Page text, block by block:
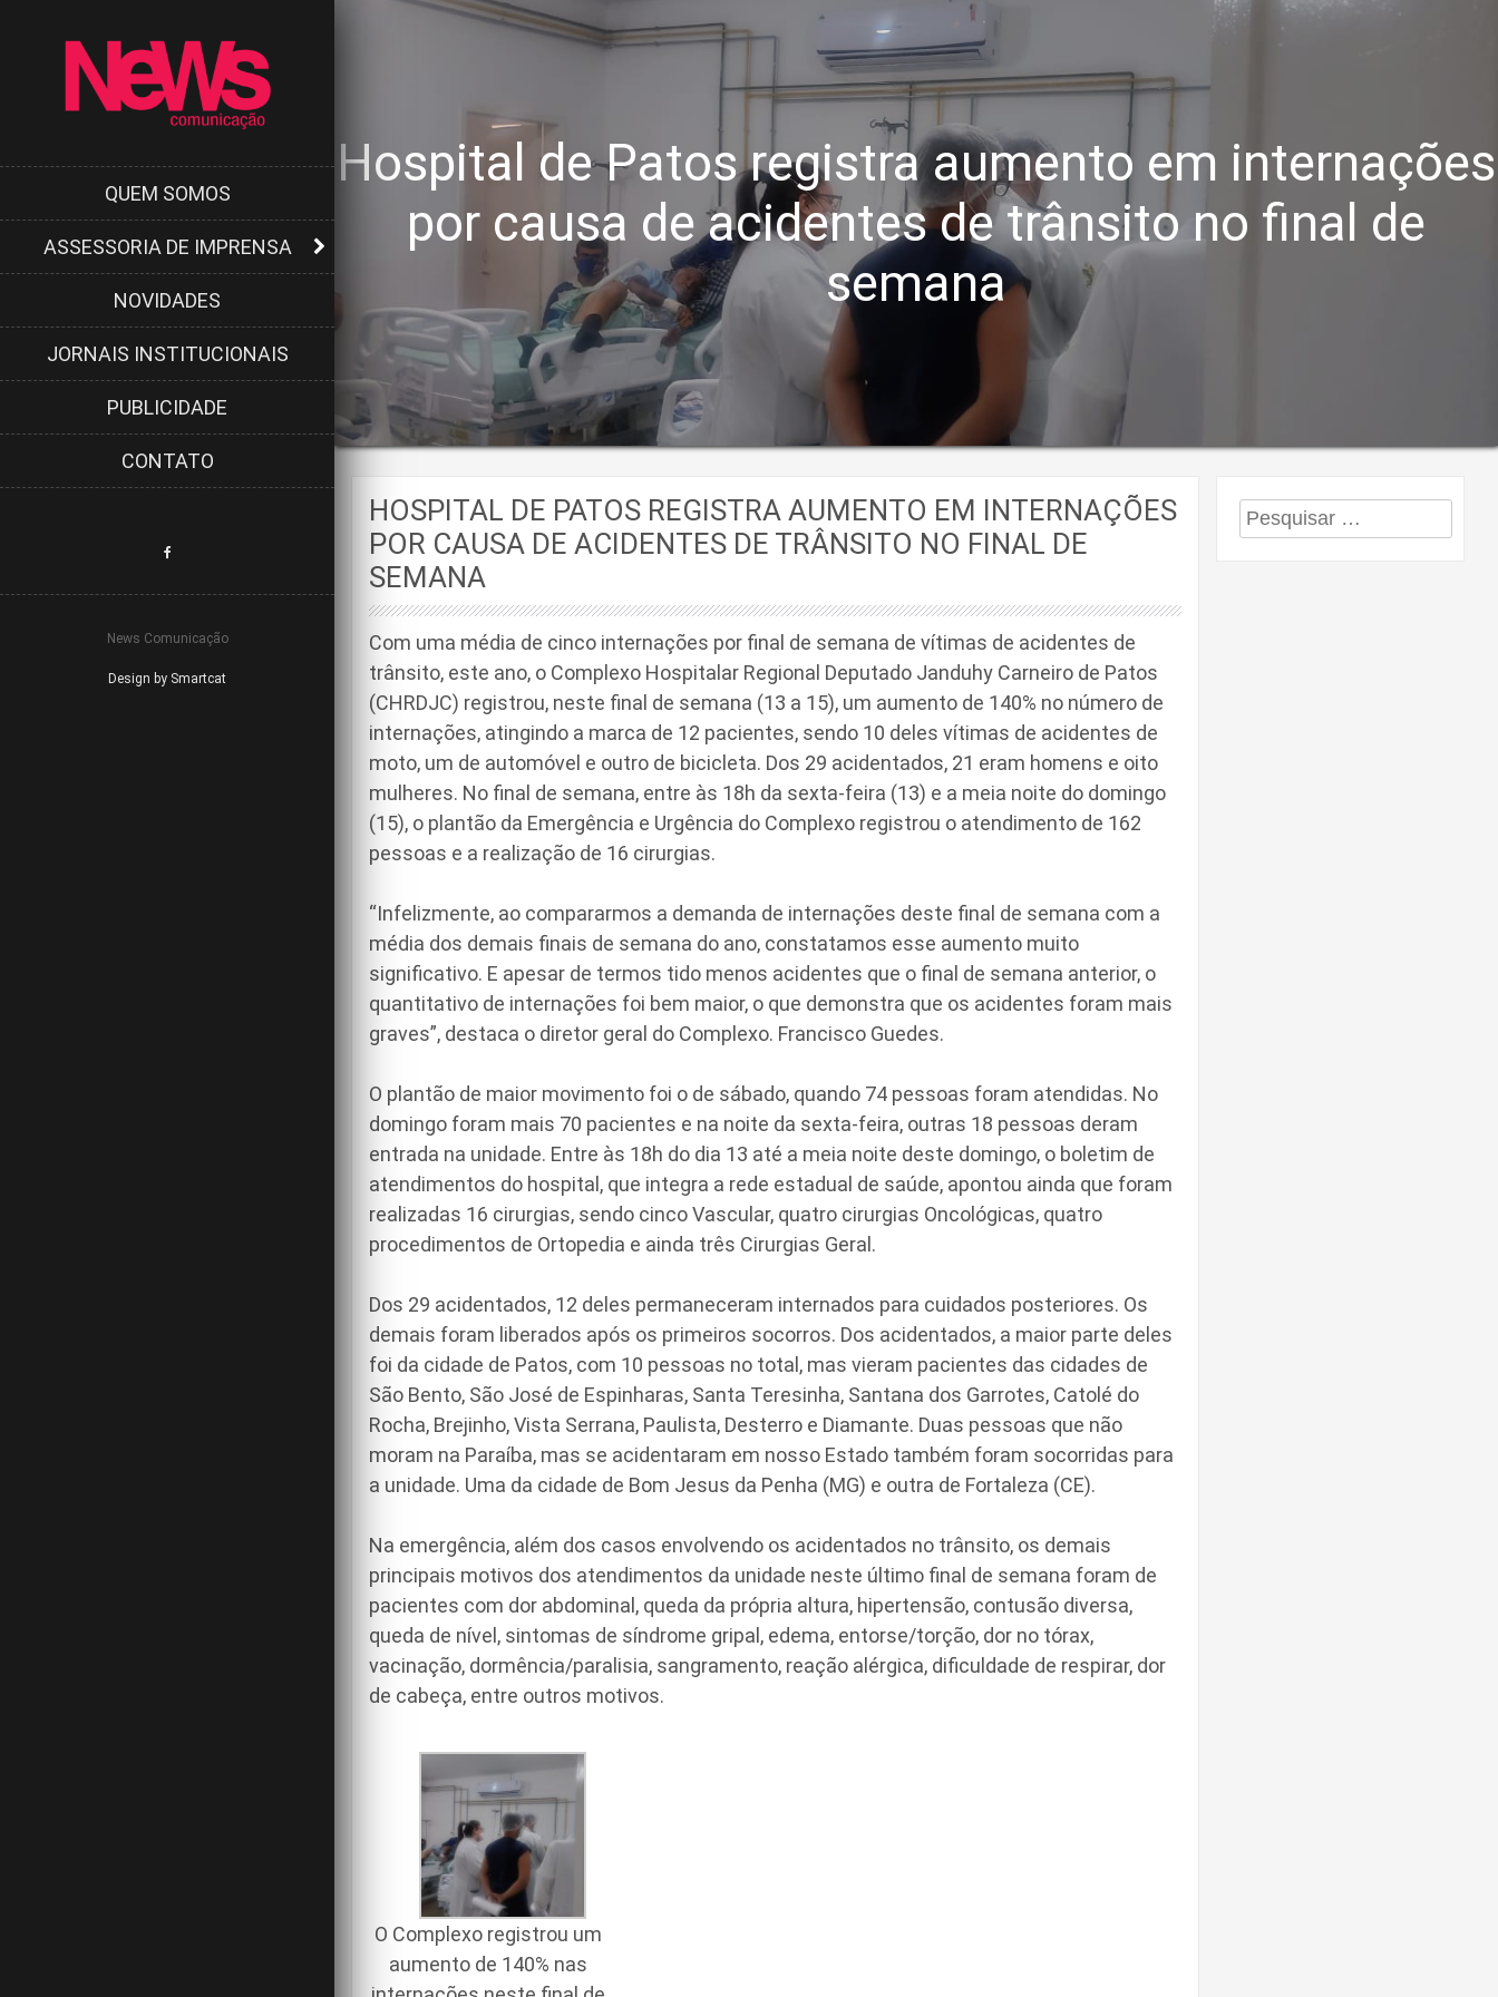
QUEM SOMOS
ASSESSORIA DE IMPRENSA
NOVIDADES
JORNAIS INSTITUCIONAIS
PUBLICIDADE
CONTATO
News Comunicação
Design by Smartcat
Hospital de Patos registra aumento em internações
por causa de acidentes de trânsito no final de
semana
HOSPITAL DE PATOS REGISTRA AUMENTO EM INTERNAÇÕES
POR CAUSA DE ACIDENTES DE TRÂNSITO NO FINAL DE
SEMANA
Com uma média de cinco internações por final de semana de vítimas de acidentes de
trânsito, este ano, o Complexo Hospitalar Regional Deputado Janduhy Carneiro de Patos
(CHRDJC) registrou, neste final de semana (13 a 15), um aumento de 140% no número de
internações, atingindo a marca de 12 pacientes, sendo 10 deles vítimas de acidentes de
moto, um de automóvel e outro de bicicleta. Dos 29 acidentados, 21 eram homens e oito
mulheres. No final de semana, entre às 18h da sexta-feira (13) e a meia noite do domingo
(15), o plantão da Emergência e Urgência do Complexo registrou o atendimento de 162
pessoas e a realização de 16 cirurgias.
“Infelizmente, ao compararmos a demanda de internações deste final de semana com a
média dos demais finais de semana do ano, constatamos esse aumento muito
significativo. E apesar de termos tido menos acidentes que o final de semana anterior, o
quantitativo de internações foi bem maior, o que demonstra que os acidentes foram mais
graves”, destaca o diretor geral do Complexo. Francisco Guedes.
O plantão de maior movimento foi o de sábado, quando 74 pessoas foram atendidas. No
domingo foram mais 70 pacientes e na noite da sexta-feira, outras 18 pessoas deram
entrada na unidade. Entre às 18h do dia 13 até a meia noite deste domingo, o boletim de
atendimentos do hospital, que integra a rede estadual de saúde, apontou ainda que foram
realizadas 16 cirurgias, sendo cinco Vascular, quatro cirurgias Oncológicas, quatro
procedimentos de Ortopedia e ainda três Cirurgias Geral.
Dos 29 acidentados, 12 deles permaneceram internados para cuidados posteriores. Os
demais foram liberados após os primeiros socorros. Dos acidentados, a maior parte deles
foi da cidade de Patos, com 10 pessoas no total, mas vieram pacientes das cidades de
São Bento, São José de Espinharas, Santa Teresinha, Santana dos Garrotes, Catolé do
Rocha, Brejinho, Vista Serrana, Paulista, Desterro e Diamante. Duas pessoas que não
moram na Paraíba, mas se acidentaram em nosso Estado também foram socorridas para
a unidade. Uma da cidade de Bom Jesus da Penha (MG) e outra de Fortaleza (CE).
Na emergência, além dos casos envolvendo os acidentados no trânsito, os demais
principais motivos dos atendimentos da unidade neste último final de semana foram de
pacientes com dor abdominal, queda da própria altura, hipertensão, contusão diversa,
queda de nível, sintomas de síndrome gripal, edema, entorse/torção, dor no tórax,
vacinação, dormência/paralisia, sangramento, reação alérgica, dificuldade de respirar, dor
de cabeça, entre outros motivos.
O Complexo registrou um
aumento de 140% nas
Pesquisar
por: